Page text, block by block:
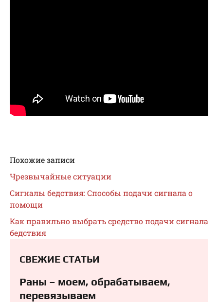
Похожие записи
Чрезвычайные ситуации
Сигналы бедствия: Способы подачи сигнала о
помощи
Как правильно выбрать средство подачи сигнала
бедствия
СВЕЖИЕ СТАТЬИ
Раны – моем, обрабатываем,
перевязываем⁠⁠